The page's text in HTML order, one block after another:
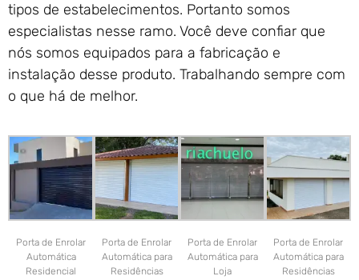
tipos de estabelecimentos. Portanto somos
especialistas nesse ramo. Você deve confiar que
nós somos equipados para a fabricação e
instalação desse produto. Trabalhando sempre com
o que há de melhor.
Porta de Enrolar
Automática
Residencial
Porta de Enrolar
Automática para
Residências
Porta de Enrolar
Automática para
Loja
Porta de Enrolar
Automática para
Residências